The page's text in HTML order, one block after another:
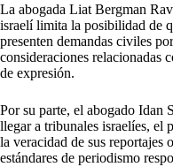
La abogada Liat Bergman
israelí limita la posibilidad de
presenten demandas civiles
consideraciones relacionadas
de expresión.
Por su parte, el abogado Idan
llegar a tribunales israelíes, el
la veracidad de sus reportajes
estándares de periodismo